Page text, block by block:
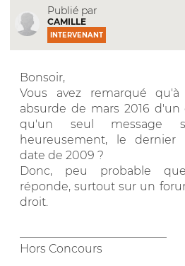
Publié par
CAMILLE
INTERVENANT
Bonsoir,
Vous avez remarqué
absurde de mars 2016
qu'un seul
heureusement, le dernier
date de 2009 ?
Donc, peu probable
réponde, surtout sur un
droit.
Hors Concours